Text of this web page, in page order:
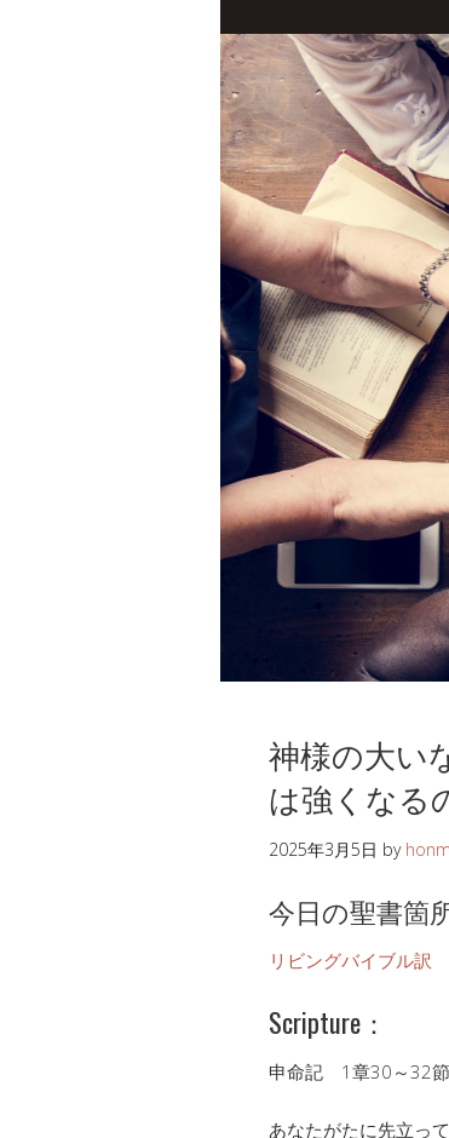
神様の大い
は強くなる
2025年3月5日 by
今日の聖書箇
リビングバイブル訳
Scripture：
申命記 1章30～32
あなたがたに先立っ